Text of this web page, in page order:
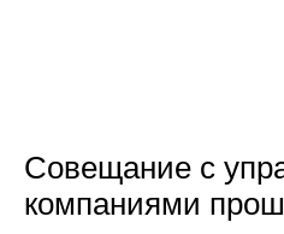
Совещание с
компаниями